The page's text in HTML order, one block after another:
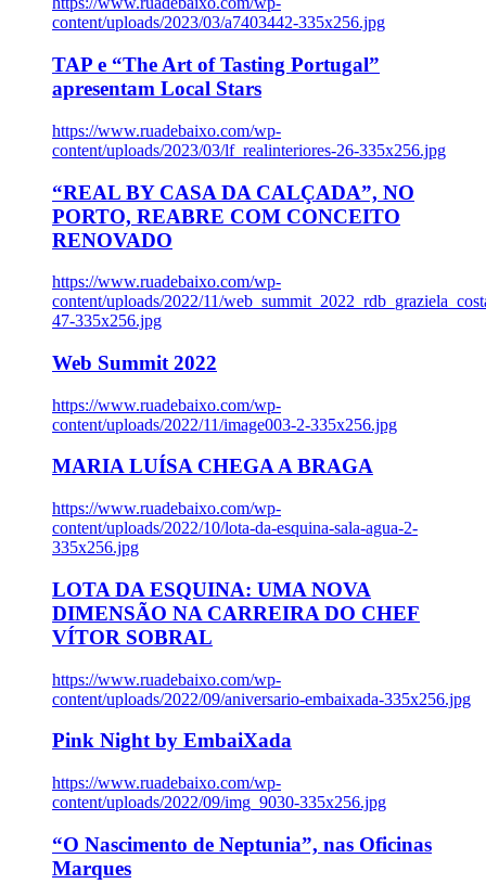
content/uploads/2023/03/a7403442-335x256.jpg
TAP e “The Art of Tasting Portugal”
apresentam Local Stars
https://www.ruadebaixo.com/wp-
content/uploads/2023/03/lf_realinteriores-26-335x256.jpg
“REAL BY CASA DA CALÇADA”, NO
PORTO, REABRE COM CONCEITO
RENOVADO
https://www.ruadebaixo.com/wp-
content/uploads/2022/11/
47-335x256.jpg
Web Summit 2022
https://www.ruadebaixo.com/wp-
content/uploads/2022/11/image003-2-335x256.jpg
MARIA LUÍSA CHEGA A BRAGA
https://www.ruadebaixo.com/wp-
content/uploads/2022/10/lota-da-esquina-sala-agua-2-
335x256.jpg
LOTA DA ESQUINA: UMA NOVA
DIMENSÃO NA CARREIRA DO CHEF
VÍTOR SOBRAL
https://www.ruadebaixo.com/wp-
content/uploads/2022/09/aniversario-embaixada-335x256.jpg
Pink Night by EmbaiXada
https://www.ruadebaixo.com/wp-
content/uploads/2022/09/img_9030-335x256.jpg
“O Nascimento de Neptunia”, nas Oficinas
Marques